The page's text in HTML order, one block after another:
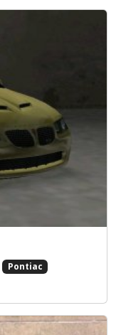
Pontiac